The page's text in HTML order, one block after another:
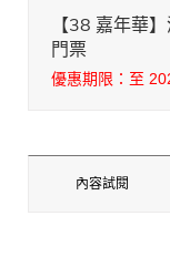
【38 嘉年華
門票
優惠期限：至
內容試閱